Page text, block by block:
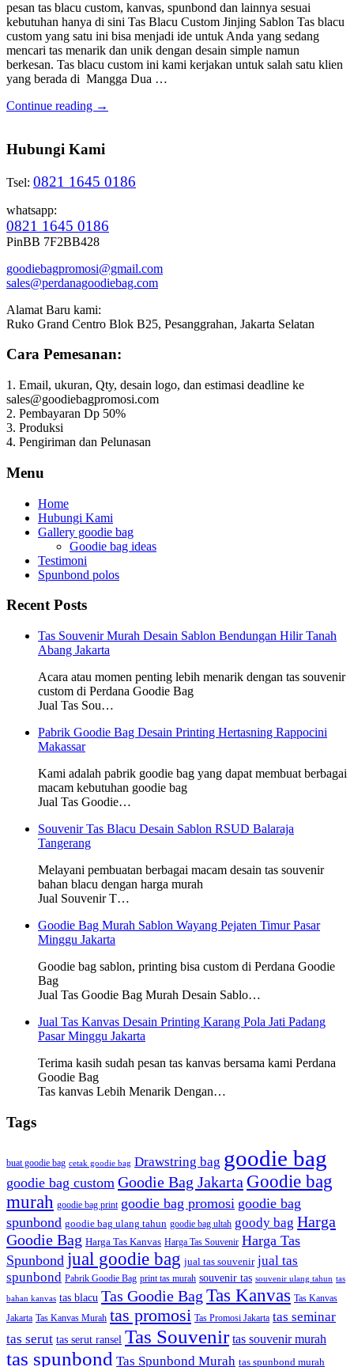
pesan tas blacu custom, kanvas, spunbond dan lainnya sesuai
kebutuhan hanya di sini Tas Blacu Custom Jinjing Sablon Tas blacu
custom yang satu ini bisa menjadi ide untuk Anda yang sedang
mencari tas menarik dan unik dengan desain simple namun
berkesan. Tas blacu custom ini kami kerjakan untuk salah satu klien
yang berada di Mangga Dua …
Continue reading →
Hubungi Kami
Tsel: 0821 1645 0186
whatsapp:
0821 1645 0186
PinBB 7F2BB428
goodiebagpromosi@gmail.com
sales@perdanagoodiebag.com
Alamat Baru kami:
Ruko Grand Centro Blok B25, Pesanggrahan, Jakarta Selatan
Cara Pemesanan:
1. Email, ukuran, Qty, desain logo, dan estimasi deadline ke
sales@goodiebagpromosi.com
2. Pembayaran Dp 50%
3. Produksi
4. Pengiriman dan Pelunasan
Menu
Home
Hubungi Kami
Gallery goodie bag
Goodie bag ideas
Testimoni
Spunbond polos
Recent Posts
Tas Souvenir Murah Desain Sablon Bendungan Hilir Tanah
Abang Jakarta
Acara atau momen penting lebih menarik dengan tas souvenir
custom di Perdana Goodie Bag
Jual Tas Sou…
Pabrik Goodie Bag Desain Printing Hertasning Rappocini
Makassar
Kami adalah pabrik goodie bag yang dapat membuat berbagai
macam kebutuhan goodie bag
Jual Tas Goodie…
Souvenir Tas Blacu Desain Sablon RSUD Balaraja
Tangerang
Melayani pembuatan berbagai macam desain tas souvenir
bahan blacu dengan harga murah
Jual Souvenir T…
Goodie Bag Murah Sablon Wayang Pejaten Timur Pasar
Minggu Jakarta
Goodie bag sablon, printing bisa custom di Perdana Goodie
Bag
Jual Tas Goodie Bag Murah Desain Sablo…
Jual Tas Kanvas Desain Printing Karang Pola Jati Padang
Pasar Minggu Jakarta
Terima kasih sudah pesan tas kanvas bersama kami Perdana
Goodie Bag
Tas kanvas Lebih Menarik Dengan…
Tags
buat goodie bag cetak goodie bag Drawstring bag goodie bag
goodie bag custom Goodie Bag Jakarta Goodie bag
murah goodie bag print goodie bag promosi goodie bag
spunbond goodie bag ulang tahun goodie bag ultah goody bag Harga
Goodie Bag Harga Tas Kanvas Harga Tas Souvenir Harga Tas
Spunbond jual goodie bag jual tas souvenir jual tas
spunbond Pabrik Goodie Bag print tas murah souvenir tas souvenir ulang tahun tas
bahan kanvas tas blacu Tas Goodie Bag Tas Kanvas Tas Kanvas
Jakarta Tas Kanvas Murah tas promosi Tas Promosi Jakarta tas seminar
tas serut tas serut ransel Tas Souvenir tas souvenir murah
tas spunbond Tas Spunbond Murah tas spunbond murah